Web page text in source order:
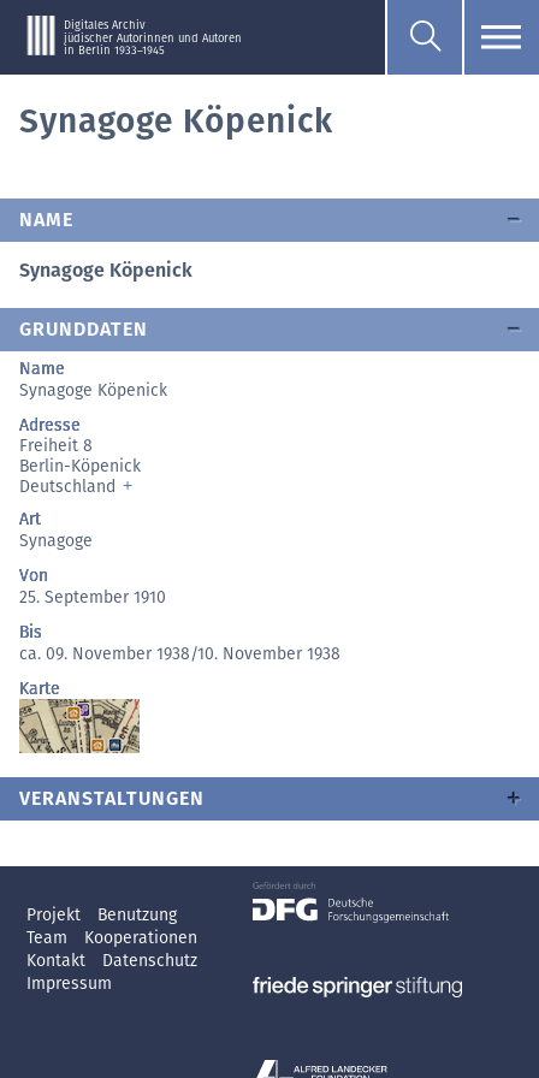
Digitales Archiv
jüdischer Autorinnen und Autoren
in Berlin 1933–1945
Synagoge Köpenick
NAME
Synagoge Köpenick
GRUNDDATEN
Name
Synagoge Köpenick
Adresse
Freiheit 8
Berlin-Köpenick
Deutschland
Art
Synagoge
Von
25. September 1910
Bis
ca. 09. November 1938/10. November 1938
Karte
VERANSTALTUNGEN
Projekt
Benutzung
Team
Kooperationen
Kontakt
Datenschutz
Impressum